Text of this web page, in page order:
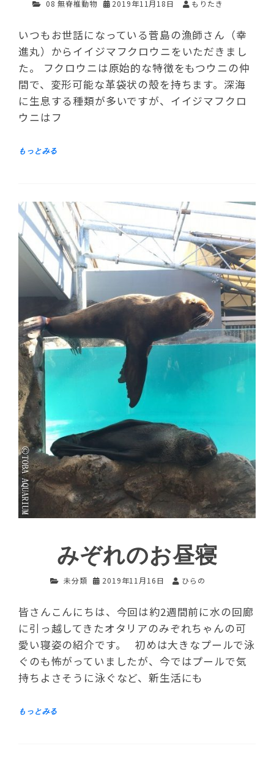
08 無脊椎動物 2019年11月18日 もりたき
いつもお世話になっている菅島の漁師さん（幸
進丸）からイイジマフクロウニをいただきまし
た。 フクロウニは原始的な特徴をもつウニの仲
間で、変形可能な革袋状の殻を持ちます。深海
に生息する種類が多いですが、イイジマフクロ
ウニはフ
みぞれのお昼寝
未分類 2019年11月16日 ひらの
皆さんこんにちは、今回は約2週間前に水の回廊
に引っ越してきたオタリアのみぞれちゃんの可
愛い寝姿の紹介です。 初めは大きなプールで泳
ぐのも怖がっていましたが、今ではプールで気
持ちよさそうに泳ぐなど、新生活にも